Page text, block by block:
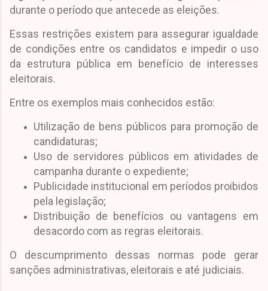
durante o período que antecede as eleições.
Essas restrições existem para assegurar igualdade
de condições entre os candidatos e impedir o uso
da estrutura pública em benefício de interesses
eleitorais.
Entre os exemplos mais conhecidos estão:
Utilização de bens públicos para promoção de
candidaturas;
Uso de servidores públicos em atividades de
campanha durante o expediente;
Publicidade institucional em períodos proibidos
pela legislação;
Distribuição de benefícios ou vantagens em
desacordo com as regras eleitorais.
O descumprimento dessas normas pode gerar
sanções administrativas, eleitorais e até judiciais.